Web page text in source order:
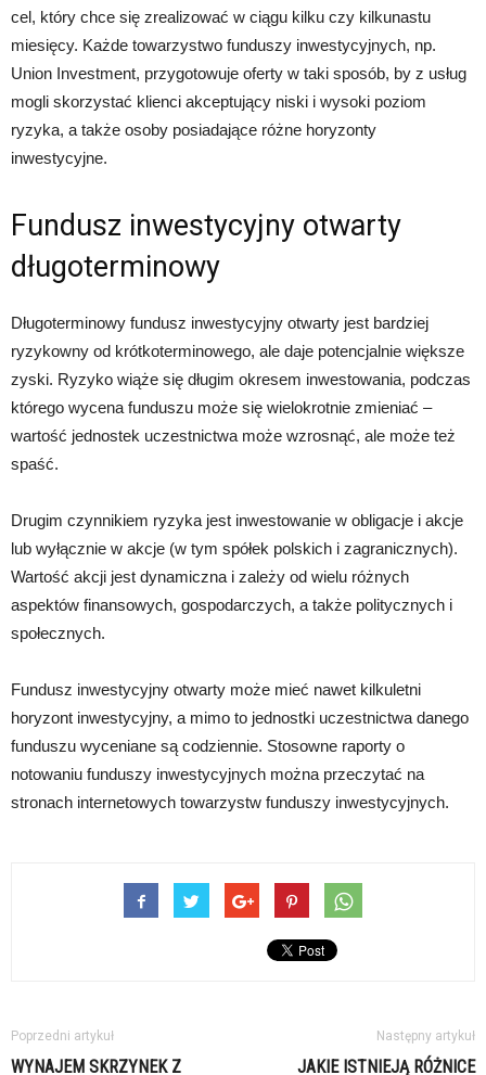
cel, który chce się zrealizować w ciągu kilku czy kilkunastu
miesięcy. Każde towarzystwo funduszy inwestycyjnych, np.
Union Investment, przygotowuje oferty w taki sposób, by z usług
mogli skorzystać klienci akceptujący niski i wysoki poziom
ryzyka, a także osoby posiadające różne horyzonty
inwestycyjne.
Fundusz inwestycyjny otwarty
długoterminowy
Długoterminowy fundusz inwestycyjny otwarty jest bardziej
ryzykowny od krótkoterminowego, ale daje potencjalnie większe
zyski. Ryzyko wiąże się długim okresem inwestowania, podczas
którego wycena funduszu może się wielokrotnie zmieniać –
wartość jednostek uczestnictwa może wzrosnąć, ale może też
spaść.
Drugim czynnikiem ryzyka jest inwestowanie w obligacje i akcje
lub wyłącznie w akcje (w tym spółek polskich i zagranicznych).
Wartość akcji jest dynamiczna i zależy od wielu różnych
aspektów finansowych, gospodarczych, a także politycznych i
społecznych.
Fundusz inwestycyjny otwarty może mieć nawet kilkuletni
horyzont inwestycyjny, a mimo to jednostki uczestnictwa danego
funduszu wyceniane są codziennie. Stosowne raporty o
notowaniu funduszy inwestycyjnych można przeczytać na
stronach internetowych towarzystw funduszy inwestycyjnych.
Poprzedni artykuł
WYNAJEM SKRZYNEK Z
Następny artykuł
JAKIE ISTNIEJĄ RÓŻNICE